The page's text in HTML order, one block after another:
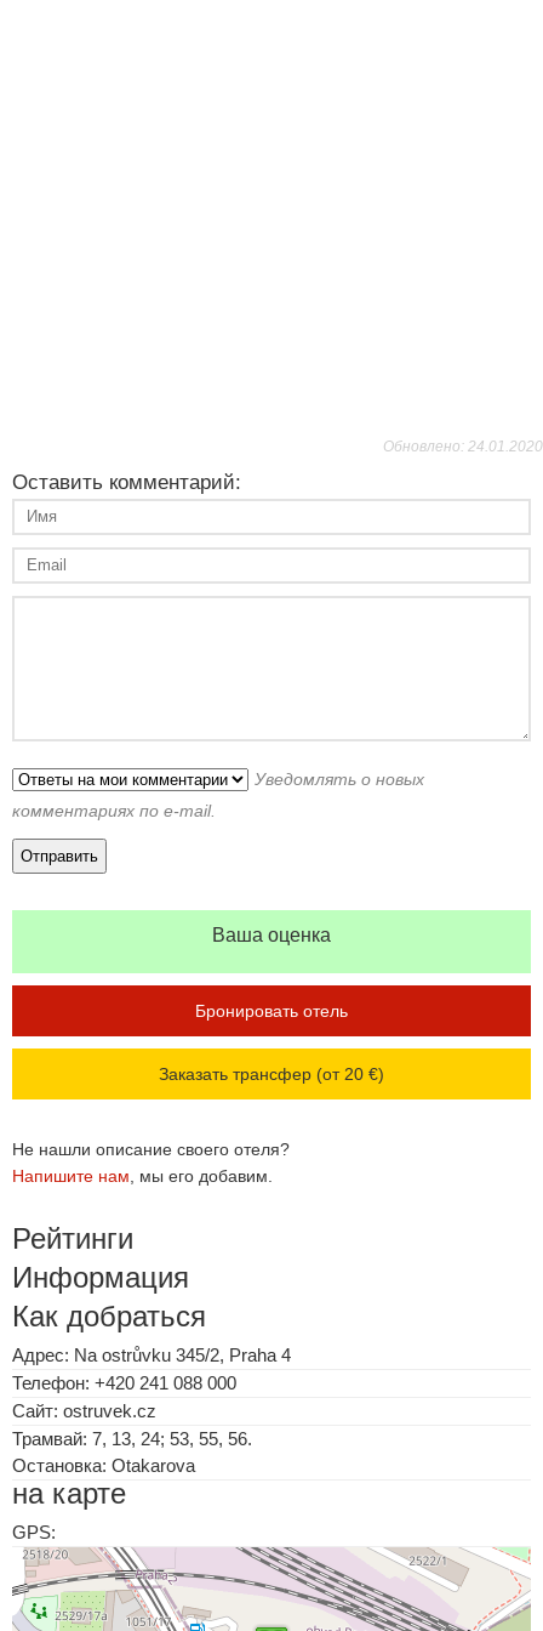
Обновлено: 24.01.2020
Оставить комментарий:
Уведомлять о новых
комментариях по e-mail.
Ваша оценка
Бронировать отель
Заказать трансфер (от 20 €)
Не нашли описание своего отеля?
Напишите нам, мы его добавим.
Рейтинги
Информация
Как добраться
Адрес: Na ostrůvku 345/2, Praha 4
Телефон: +420 241 088 000
Сайт: ostruvek.cz
Трамвай: 7, 13, 24; 53, 55, 56.
Остановка: Otakarova
на карте
GPS: